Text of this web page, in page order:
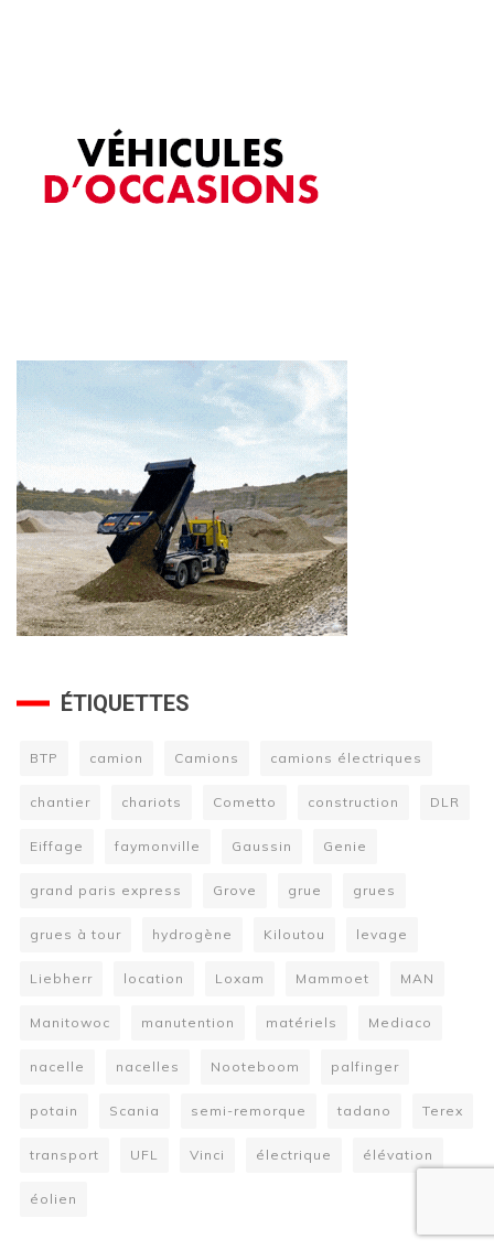
ÉTIQUETTES
BTP camion Camions camions électriques
chantier chariots Cometto construction DLR
Eiffage faymonville Gaussin Genie
grand paris express Grove grue grues
grues à tour hydrogène Kiloutou levage
Liebherr location Loxam Mammoet MAN
Manitowoc manutention matériels Mediaco
nacelle nacelles Nooteboom palfinger
potain Scania semi-remorque tadano Terex
transport UFL Vinci électrique élévation
éolien